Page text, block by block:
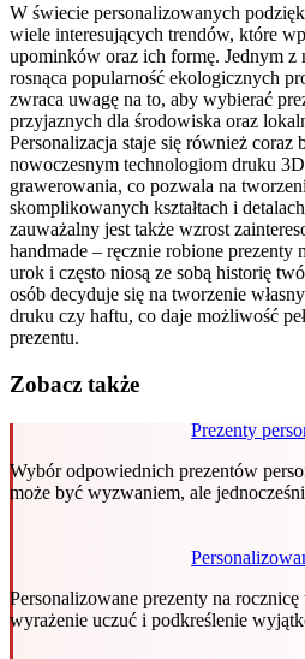
W świecie personalizowanych
wiele interesujących trendów, które
upominków oraz ich formę. Jednym z
rosnąca popularność ekologicznych
zwraca uwagę na to, aby wybierać
przyjaznych dla środowiska oraz
Personalizacja staje się również coraz
nowoczesnym technologiom druku
grawerowania, co pozwala na
skomplikowanych kształtach i
zauważalny jest także wzrost
handmade – ręcznie robione prezenty
urok i często niosą ze sobą historię
osób decyduje się na tworzenie
druku czy haftu, co daje możliwość
prezentu.
Zobacz także
Prezenty
Wybór odpowiednich prezentów
może być wyzwaniem, ale
Personalizowane prezenty na rocznicę
wyrażenie uczuć i podkreślenie